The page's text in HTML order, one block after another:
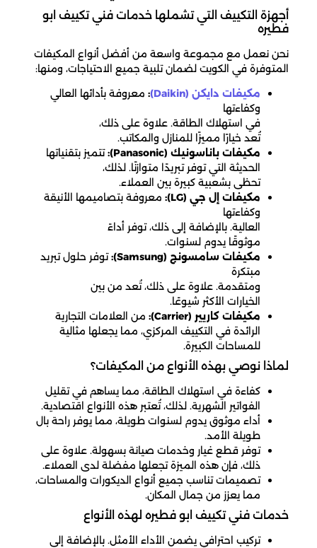
أجهزة التكييف التي تشملها خدمات فني تكييف ابو
فطيره
نحن نعمل مع مجموعة واسعة من أفضل أنواع المكيفات
المتوفرة في الكويت لضمان تلبية جميع الاحتياجات، ومنها:
مكيفات دايكن (Daikin)
: معروفة بأدائها العالي
وكفاءتها
في استهلاك الطاقة. علاوة على ذلك،
تُعد خيارًا مميزًا للمنازل والمكاتب.
مكيفات باناسونيك (Panasonic):
تتميز بتقنياتها
الحديثة التي توفر تبريدًا متوازنًا. لذلك،
تحظى بشعبية كبيرة بين العملاء.
مكيفات إل جي (LG):
معروفة بتصاميمها الأنيقة
وكفاءتها
العالية. بالإضافة إلى ذلك، توفر أداءً
موثوقًا يدوم لسنوات.
مكيفات سامسونج (Samsung):
توفر حلول تبريد
مبتكرة
ومتقدمة. علاوة على ذلك، تُعد من بين
الخيارات الأكثر شيوعًا.
مكيفات كاريير (Carrier):
من العلامات التجارية
الرائدة في التكييف المركزي، مما يجعلها مثالية
للمساحات الكبيرة.
لماذا نوصي بهذه الأنواع من المكيفات؟
كفاءة في استهلاك الطاقة، مما يساهم في تقليل
الفواتير الشهرية. لذلك، تُعتبر هذه الأنواع اقتصادية.
أداء موثوق يدوم لسنوات طويلة، مما يوفر راحة بال
طويلة الأمد.
توفر قطع غيار وخدمات صيانة بسهولة. علاوة على
ذلك، فإن هذه الميزة تجعلها مفضلة لدى العملاء.
تصميمات تناسب جميع أنواع الديكورات والمساحات،
مما يعزز من جمال المكان.
خدمات فني تكييف ابو فطيره لهذه الأنواع
تركيب احترافي يضمن الأداء الأمثل. بالإضافة إلى